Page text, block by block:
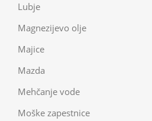
Lubje
Magnezijevo olje
Majice
Mazda
Mehčanje vode
Moške zapestnice